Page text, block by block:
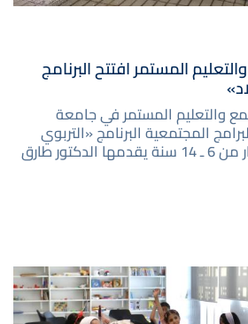
المستمر افتتح البرنامج
والتعليم المستمر في جامعة
المجتمعية البرنامج «التربوي
الرياضي للأولاد» للأعمار من 6 ـ 14 سنة يقدمها الدكتور طارق